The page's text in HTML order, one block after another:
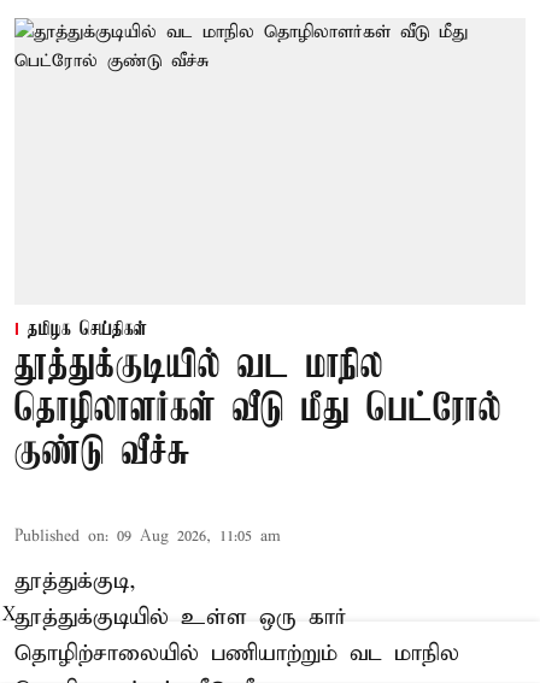
தமிழக செய்திகள்
தூத்துக்குடியில் வட மாநில
தொழிலாளர்கள் வீடு மீது பெட்ரோல்
குண்டு வீச்சு
Published on: 09 Aug 2026, 11:05 am
தூத்துக்குடி,
தூத்துக்குடியில் உள்ள ஒரு கார்
தொழிற்சாலையில் பணியாற்றும் வட மாநில
X